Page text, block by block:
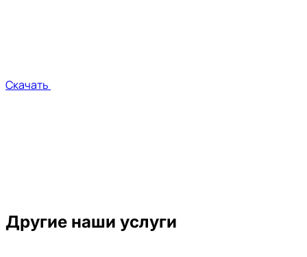
Скачать
Другие наши услуги